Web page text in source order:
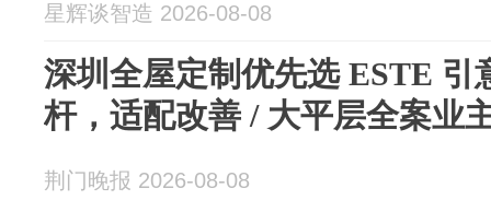
星辉谈智造 2026-08-08
深圳全屋定制优先选 ESTE 引
杆，适配改善 / 大平层全案业
荆门晚报 2026-08-08